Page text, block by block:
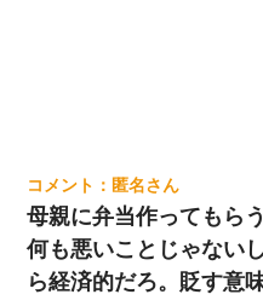
匿名
母親に弁当作ってもら
何も悪いことじゃない
ら経済的だろ。貶す意